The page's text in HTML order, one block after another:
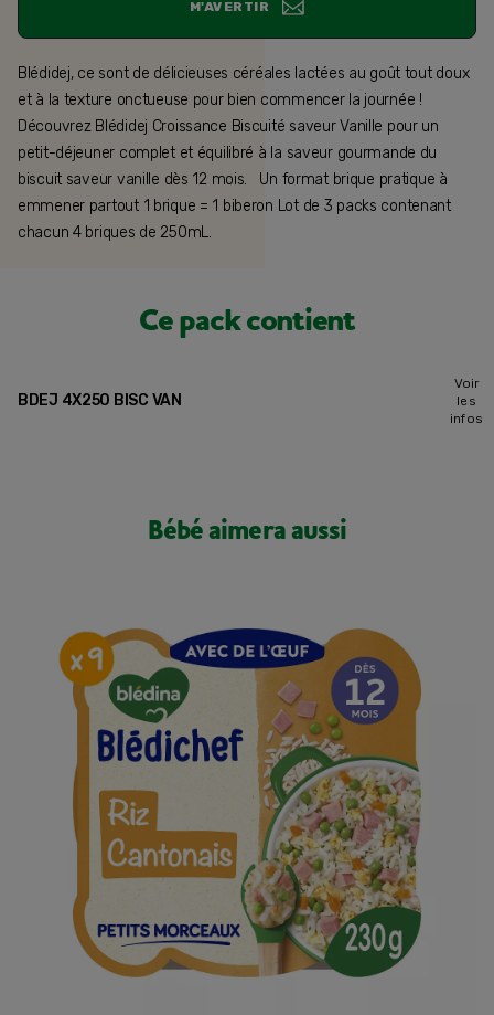
M'AVERTIR
Blédidej, ce sont de délicieuses céréales lactées au goût tout doux
et à la texture onctueuse pour bien commencer la journée !
Découvrez Blédidej Croissance Biscuité saveur Vanille pour un
petit-déjeuner complet et équilibré à la saveur gourmande du
biscuit saveur vanille dès 12 mois. Un format brique pratique à
emmener partout 1 brique = 1 biberon Lot de 3 packs contenant
chacun 4 briques de 250mL.
Ce pack contient
BDEJ 4X250 BISC VAN
Voir
les
infos
Bébé aimera aussi